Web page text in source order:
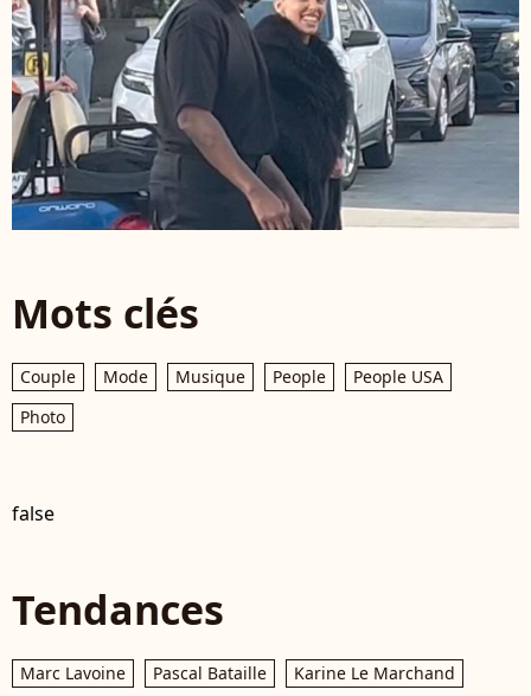
Mots clés
Couple Mode Musique People
People USA
Photo
false
Tendances
Marc Lavoine Pascal Bataille
Karine Le Marchand